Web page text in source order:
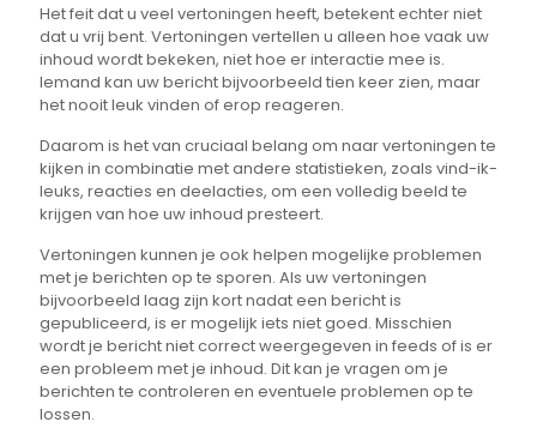
Het feit dat u veel vertoningen heeft, betekent echter niet
dat u vrij bent. Vertoningen vertellen u alleen hoe vaak uw
inhoud wordt bekeken, niet hoe er interactie mee is.
Iemand kan uw bericht bijvoorbeeld tien keer zien, maar
het nooit leuk vinden of erop reageren.
Daarom is het van cruciaal belang om naar vertoningen te
kijken in combinatie met andere statistieken, zoals vind-ik-
leuks, reacties en deelacties, om een volledig beeld te
krijgen van hoe uw inhoud presteert.
Vertoningen kunnen je ook helpen mogelijke problemen
met je berichten op te sporen. Als uw vertoningen
bijvoorbeeld laag zijn kort nadat een bericht is
gepubliceerd, is er mogelijk iets niet goed. Misschien
wordt je bericht niet correct weergegeven in feeds of is er
een probleem met je inhoud. Dit kan je vragen om je
berichten te controleren en eventuele problemen op te
lossen.